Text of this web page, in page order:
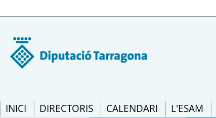
INICI DIRECTORIS CALENDARI L'ESAM